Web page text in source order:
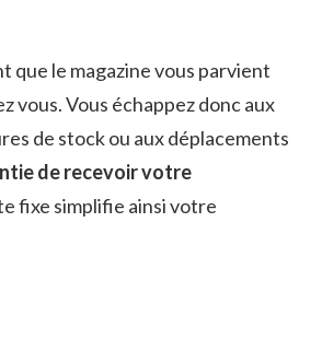
que le magazine vous parvient
vous. Vous échappez donc aux
de stock ou aux déplacements
de recevoir votre
fixe simplifie ainsi votre